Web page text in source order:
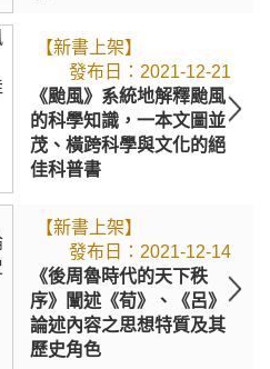
【新書上架】
2021-12-21
《颱風》系統地解釋颱風
的科學知識，一本文圖並
茂、橫跨科學與文化的絕
佳科普書
【新書上架】
2021-12-14
《後周魯時代的天下秩
序》闡述《荀》、《呂》
論述內容之思想特質及其
歷史角色